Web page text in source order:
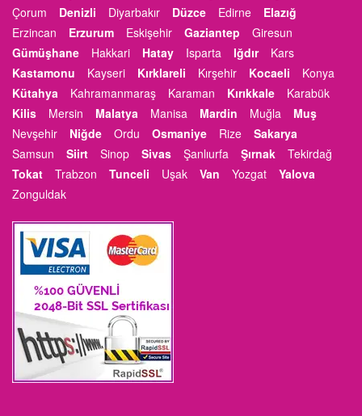
Çorum
Denizli Diyarbakır Düzce Edirne
Elazığ
Erzincan
Erzurum Eskişehir Gaziantep
Giresun
Gümüşhane
Hakkari Hatay Isparta Iğdır
Kars
Kastamonu
Kayseri Kırklareli Kırşehir Kocaeli
Konya
Kütahya
Kahramanmaraş Karaman Kırıkkale
Karabük
Kilis
Mersin Malatya Manisa Mardin Muğla
Muş
Nevşehir
Niğde Ordu Osmaniye Rize
Sakarya
Samsun
Siirt Sinop Sivas Şanlıurfa Şırnak
Tekirdağ
Tokat
Trabzon Tunceli Uşak Van Yozgat
Yalova
Zonguldak